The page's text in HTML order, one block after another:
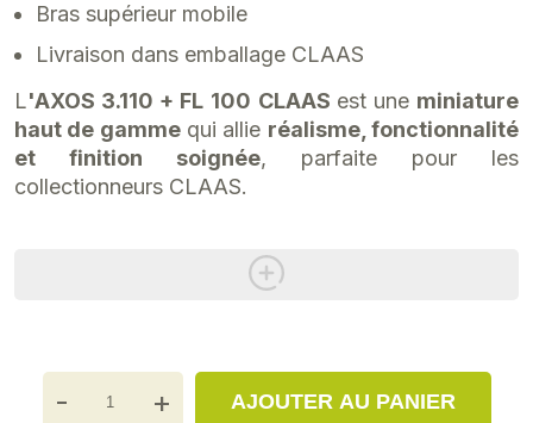
Bras supérieur mobile
Livraison dans emballage CLAAS
L'AXOS 3.110 + FL 100 CLAAS est une miniature
haut de gammequi allie réalisme, fonctionnalité
et finition soignée, parfaite pour les
collectionneurs CLAAS.
- + AJOUTER AU PANIER